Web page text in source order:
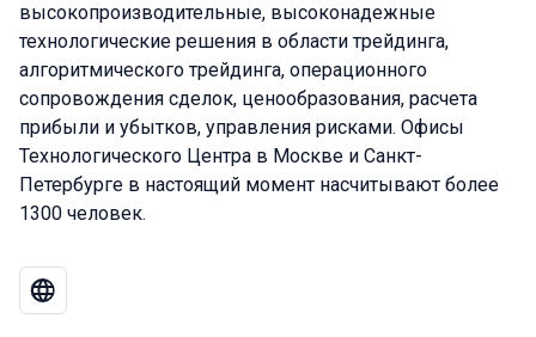
высокопроизводительные, высоконадежные
технологические решения в области трейдинга,
алгоритмического трейдинга, операционного
сопровождения сделок, ценообразования, расчета
прибыли и убытков, управления рисками. Офисы
Технологического Центра в Москве и Санкт-
Петербурге в настоящий момент насчитывают более
1300 человек.